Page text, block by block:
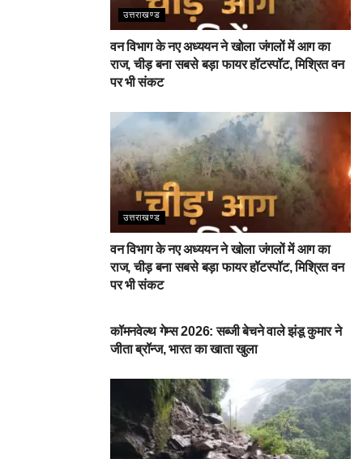
उत्तराखण्ड
वन विभाग के नए अध्ययन ने खोला जंगलों में आग का
राज, चीड़ बना सबसे बड़ा फायर हॉटस्पॉट, मिश्रित वन
पर भी संकट
उत्तराखण्ड
वन विभाग के नए अध्ययन ने खोला जंगलों में आग का
राज, चीड़ बना सबसे बड़ा फायर हॉटस्पॉट, मिश्रित वन
पर भी संकट
कॉमनवेल्थ गेम्स 2026: सब्जी बेचने वाले झंडू कुमार ने
जीता ब्रॉन्ज, भारत का खाता खुला